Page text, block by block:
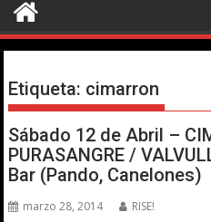
Etiqueta: cimarron
Sábado 12 de Abril –
PURASANGRE /
Bar (Pando, Canelones)
marzo 28, 2014 RISE!